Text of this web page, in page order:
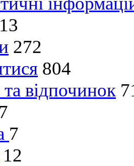
272
804
відпочинок
7
7
12